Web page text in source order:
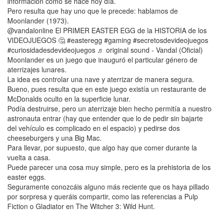
Pero resulta que hay uno que le precede: hablamos de
Moonlander (1973).
@vandalonline El PRIMER EASTER EGG de la HISTORIA de los
VIDEOJUEGOS 🤔 #easteregg #gaming #secretosdevideojuegos
#curiosidadesdevideojuegos ♬ original sound - Vandal (Oficial)
Moonlander es un juego que inauguró el particular género de
aterrizajes lunares.
La idea es controlar una nave y aterrizar de manera segura.
Bueno, pues resulta que en este juego existía un restaurante de
McDonalds oculto en la superficie lunar.
Podía destruirse, pero un aterrizaje bien hecho permitía a nuestro
astronauta entrar (hay que entender que lo de pedir sin bajarte
del vehículo es complicado en el espacio) y pedirse dos
cheeseburgers y una Big Mac.
Para llevar, por supuesto, que algo hay que comer durante la
vuelta a casa.
Puede parecer una cosa muy simple, pero es la prehistoria de los
easter eggs.
Seguramente conozcáis alguno más reciente que os haya pillado
por sorpresa y queráis compartir, como las referencias a Pulp
Fiction o Gladiator en The Witcher 3: Wild Hunt.